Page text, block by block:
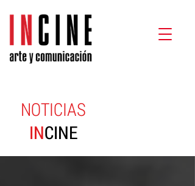
NOTICIAS
INCINE